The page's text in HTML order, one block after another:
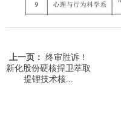
上一页： 终审胜诉！
新化股份硬核捍卫萃取
提锂技术核...